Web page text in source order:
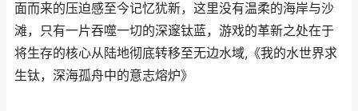
面而来的压迫感至今记忆犹新，这里没有温柔的海岸与沙
滩，只有一片吞噬一切的深邃钛蓝，游戏的革新之处在于
将生存的核心从陆地彻底转移至无边水域,《我的水世界求
生钛，深海孤舟中的意志熔炉》